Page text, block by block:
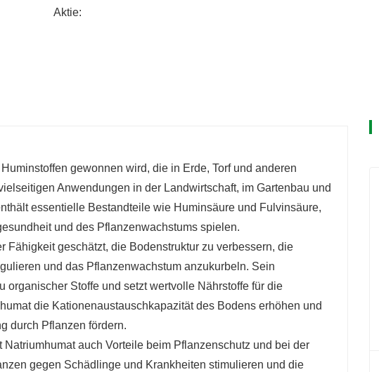
Aktie:
gewonnen wird, die in Erde, Torf und anderen
Anwendungen in der Landwirtschaft, im Gartenbau und
essentielle Bestandteile wie Huminsäure und Fulvinsäure,
und des Pflanzenwachstums spielen.
Fähigkeit geschätzt, die Bodenstruktur zu verbessern, die
und das Pflanzenwachstum anzukurbeln. Sein
organischer Stoffe und setzt wertvolle Nährstoffe für die
die Kationenaustauschkapazität des Bodens erhöhen und
durch Pflanzen fördern.
auch Vorteile beim Pflanzenschutz und bei der
gegen Schädlinge und Krankheiten stimulieren und die